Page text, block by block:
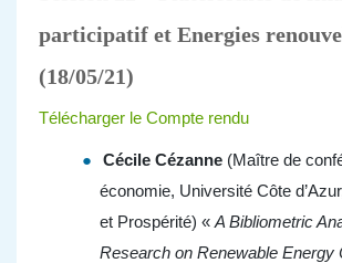
participatif et Energies
(18/05/21)
Télécharger le Compte rendu
Cécile Cézanne (Maître de
économie, Université Côte
et Prospérité) « A Bibliometric
Research on Renewable Energy